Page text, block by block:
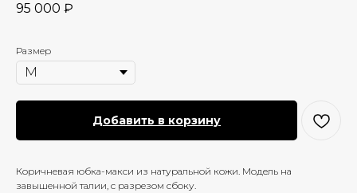
95 000 ₽
Размер
Добавить в корзину
Коричневая юбка-макси из натуральной кожи. Модель на
завышенной талии, с разрезом сбоку.